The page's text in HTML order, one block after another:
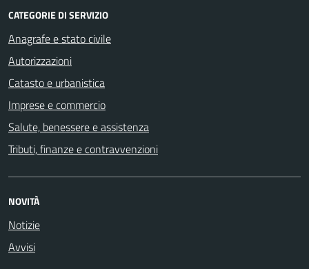
CATEGORIE DI SERVIZIO
Anagrafe e stato civile
Autorizzazioni
Catasto e urbanistica
Imprese e commercio
Salute, benessere e assistenza
Tributi, finanze e contravvenzioni
NOVITÀ
Notizie
Avvisi